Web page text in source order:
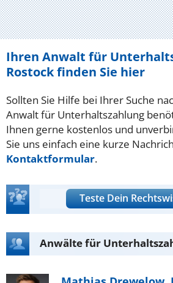
Ihren Anwalt für
Rostock finden Sie hier
Sollten Sie Hilfe bei Ihrer Suche
Anwalt für Unterhaltszahlung
Ihnen gerne kostenlos und
Sie uns einfach eine kurze
Kontaktformular.
Teste Dein
Anwälte für